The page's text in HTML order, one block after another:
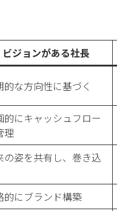
ビジョンがある社長
的な方向性に基づく
的にキャッシュフロー
理
の姿を共有し、巻き込
的にブランド構築